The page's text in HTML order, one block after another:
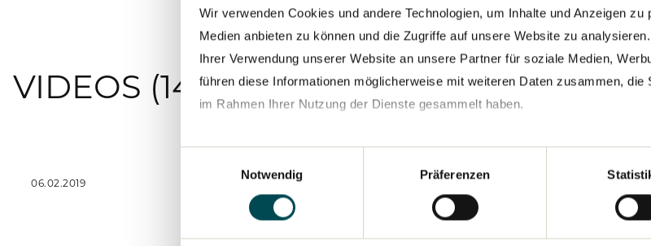
Wir verwenden Cookies und andere Technologien, um Inhalte und Anzeigen
Medien anbieten zu können und die Zugriffe auf unsere Website zu
Ihrer Verwendung unserer Website an unsere Partner für soziale Medien,
führen diese Informationen möglicherweise mit weiteren Daten zusammen, die
im Rahmen Ihrer Nutzung der Dienste gesammelt haben.
Datenschutzerklärung
Notwendig
Präferenzen
Alle Fotos (6)
VIDEOS (14)
06.02.2019 NACHHALTIGKEIT 11.11.2024 24.03.2021